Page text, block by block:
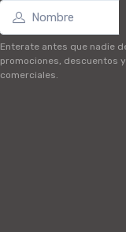
Enterate antes que nadie
promociones, descuentos
comerciales.